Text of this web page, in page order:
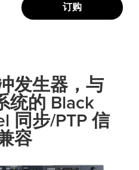
订购
发生器，与
统的 Black
同步/PTP 信
容